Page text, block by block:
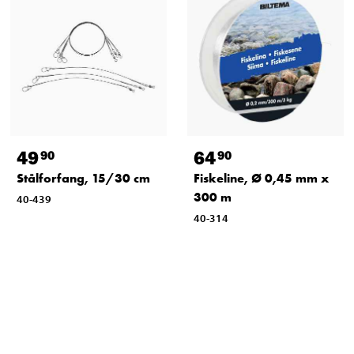
4990
Stålforfang, 15/30 cm
40-439
6490
Fiskeline, Ø 0,45 mm x
300 m
40-314